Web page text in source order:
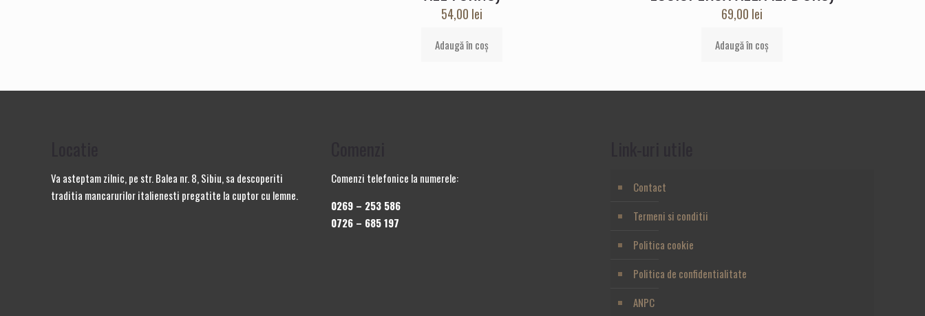
54,00 lei
Adaugă în coș
69,00 lei
Adaugă în coș
Va asteptam zilnic, pe str. Balea nr. 8, Sibiu, sa descoperiti
traditia mancarurilor italienesti pregatite la cuptor cu lemne.
Comenzi telefonice la numerele:
0269 – 253 586
0726 – 685 197
Contact
Termeni si conditii
Politica cookie
Politica de confidentialitate
ANPC